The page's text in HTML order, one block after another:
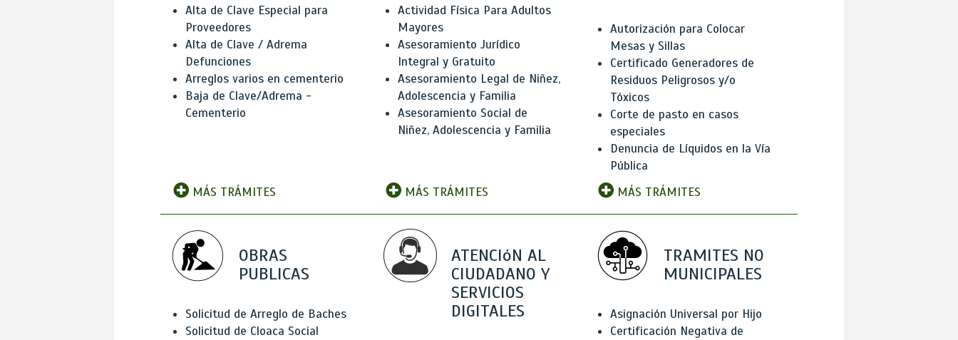
Alta de Clave Especial para
Proveedores
Alta de Clave / Adrema
Defunciones
Arreglos varios en cementerio
Baja de Clave/Adrema -
Cementerio
MÁS TRÁMITES
Actividad Física Para Adultos
Mayores
Asesoramiento Jurídico
Integral y Gratuito
Asesoramiento Legal de Niñez,
Adolescencia y Familia
Asesoramiento Social de
Niñez, Adolescencia y Familia
MÁS TRÁMITES
Autorización para Colocar
Mesas y Sillas
Certificado Generadores de
Residuos Peligrosos y/o
Tóxicos
Corte de pasto en casos
especiales
Denuncia de Líquidos en la Vía
Pública
MÁS TRÁMITES
OBRAS
PUBLICAS
Solicitud de Arreglo de Baches
Solicitud de Cloaca Social
ATENCIóN AL
CIUDADANO Y
SERVICIOS
DIGITALES
TRAMITES NO
MUNICIPALES
Asignación Universal por Hijo
Certificación Negativa de